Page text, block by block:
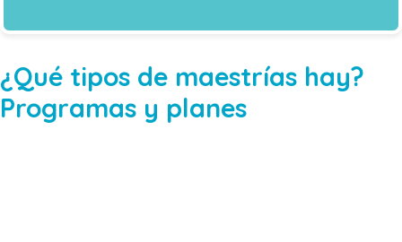
¿Qué tipos de maestrías hay?
Programas y planes